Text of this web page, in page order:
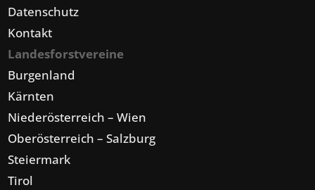
Datenschutz
Kontakt
Landesforstvereine
Burgenland
Kärnten
Niederösterreich – Wien
Oberösterreich – Salzburg
Steiermark
Tirol